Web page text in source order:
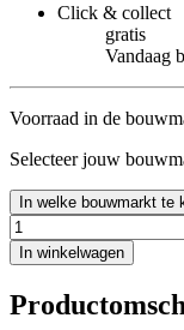
Click & collect
gratis
Vandaag
Voorraad in de
Selecteer jouw
In welke bouwmarkt te
In winkelwagen